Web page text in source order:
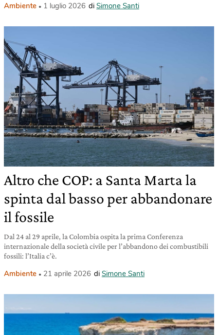
Ambiente 1 luglio 2026 di Simone Santi
Altro che COP: a Santa Marta la
spinta dal basso per abbandonare
il fossile
Dal 24 al 29 aprile, la Colombia ospita la prima Conferenza
internazionale della società civile per l’abbandono dei combustibili
fossili: l’Italia c’è.
Ambiente 21 aprile 2026 di Simone Santi